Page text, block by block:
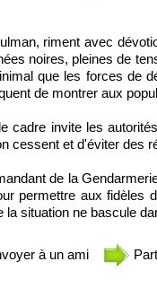
riment avec
noires, pleines de
que les forces de
de montrer aux
cadre invite les
cessent et d'éviter des
de la
permettre aux fidèles
situation ne bascule
à un ami